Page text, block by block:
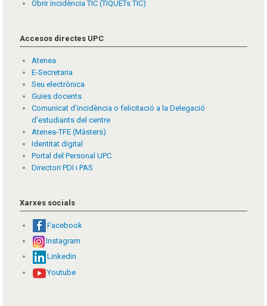
Obrir incidència TIC (TIQUETs TIC)
Accesos directes UPC
Atenea
E-Secretaria
Seu electrònica
Guies docents
Comunicat d'incidència o felicitació a la Delegació
d'estudiants del centre
Atenea-TFE (Màsters)
Identitat digital
Portal del Personal UPC
Directori PDI i PAS
Xarxes socials
Facebook
Instagram
Linkedin
Youtube